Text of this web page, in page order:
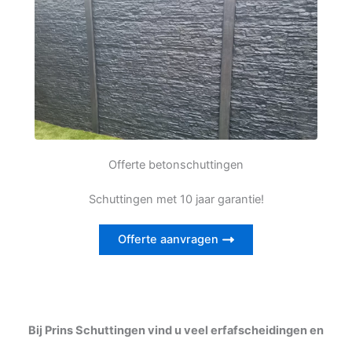
Offerte betonschuttingen
Schuttingen met 10 jaar garantie!
Offerte aanvragen
Bij Prins Schuttingen vind u veel erfafscheidingen en